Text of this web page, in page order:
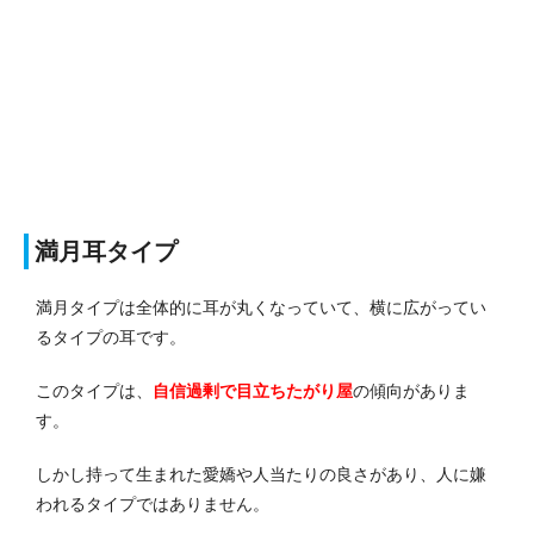
満月耳タイプ
満月タイプは全体的に耳が丸くなっていて、横に広がってい
るタイプの耳です。
このタイプは、 自信過剰で目立ちたがり屋の傾向がありま
す。
しかし持って生まれた愛嬌や人当たりの良さがあり、人に嫌
われるタイプではありません。